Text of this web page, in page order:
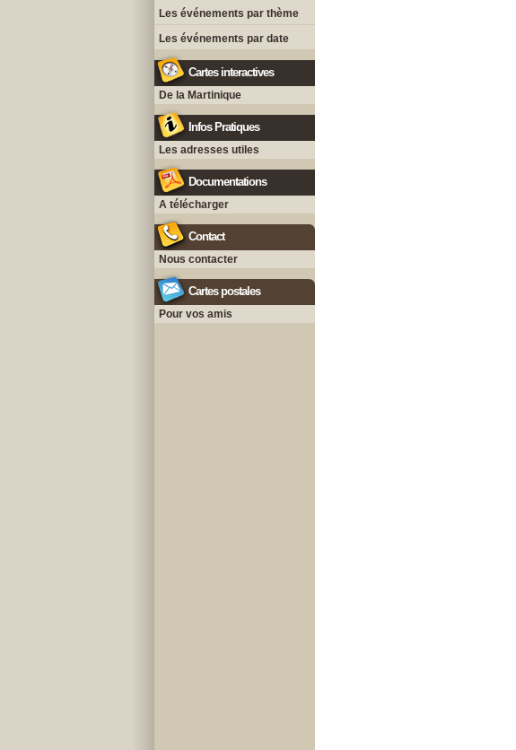
Les événements par thème
Les événements par date
Cartes interactives
De la Martinique
Infos Pratiques
Les adresses utiles
Documentations
A télécharger
Contact
Nous contacter
Cartes postales
Pour vos amis